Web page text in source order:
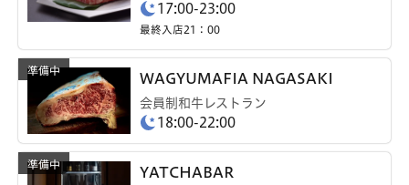
17:00-23:00
最終入店21：00
WAGYUMAFIA NAGASAKI
会員制和牛レストラン
18:00-22:00
YATCHABAR